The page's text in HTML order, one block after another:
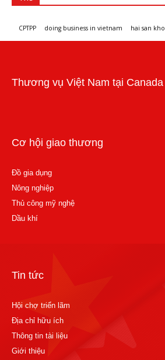
CPTPP doing business in vietnam hai san kho
Thương vụ Việt Nam tại Canada
Cơ hội giao thương
Đồ gia dụng
Nông nghiệp
Thủ công mỹ nghệ
Dầu khí
Tin tức
Hội chợ triển lãm
Địa chỉ hữu ích
Thông tin tài liệu
Giới thiệu